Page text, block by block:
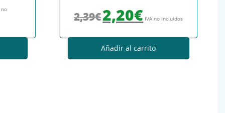
no
2,39€2,20€ IVA no incluidos
Añadir al carrito